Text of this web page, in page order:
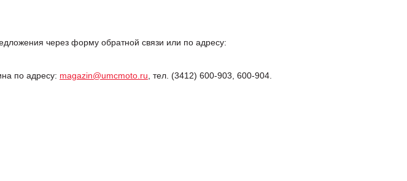
через форму обратной связи или по адресу:
по адресу: magazin@umcmoto.ru , тел. (3412) 600-903, 600-904.